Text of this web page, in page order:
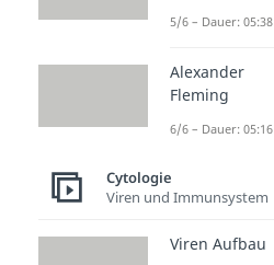
5/6 – Dauer: 05:38
Alexander
Fleming
6/6 – Dauer: 05:16
Cytologie
Viren und Immunsystem
Viren Aufbau